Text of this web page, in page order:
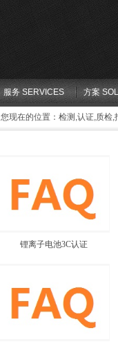
服务 SERVICES 方案
您现在的位置： 检测,认证,质检,
锂离子电池3C认证